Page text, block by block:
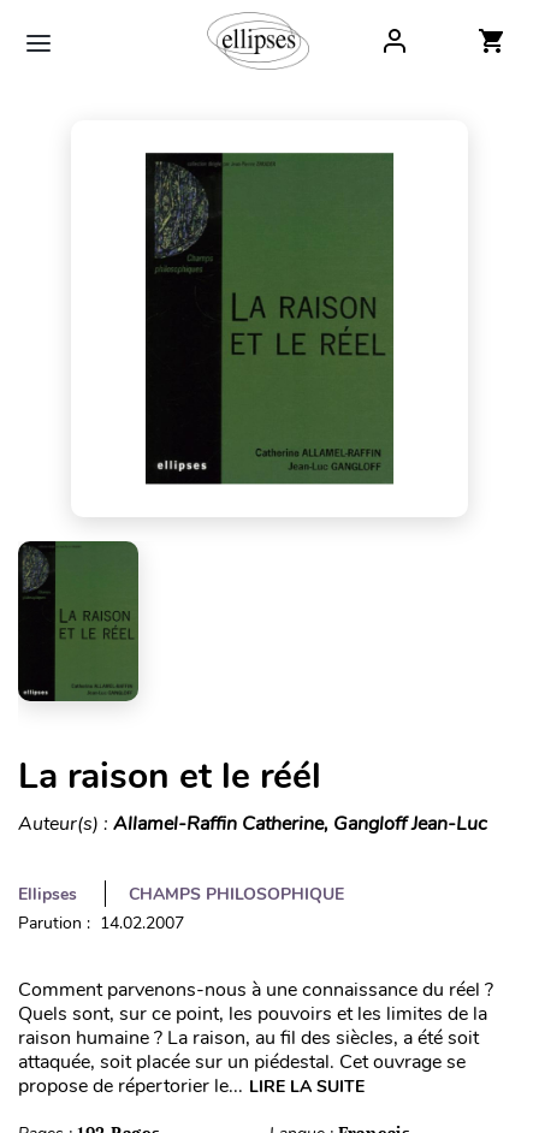
La raison et le réél
Auteur(s) : Allamel-Raffin Catherine, Gangloff Jean-Luc
Ellipses
CHAMPS PHILOSOPHIQUE
Parution : 14.02.2007
Comment parvenons-nous à une connaissance du réel ?
Quels sont, sur ce point, les pouvoirs et les limites de la
raison humaine ? La raison, au fil des siècles, a été soit
attaquée, soit placée sur un piédestal. Cet ouvrage se
propose de répertorier le... LIRE LA SUITE